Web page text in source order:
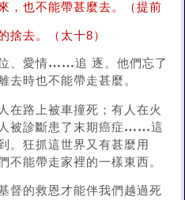
，也不能帶甚麼去。（提前
捨去。（太十8）
、愛情……追 逐。他們忘了
去時也不能帶走甚麼。
在路上被車撞死；有人在火
被診斷患了末期癌症……這
。狂抓這世界又有甚麼用
不能帶走家裡的一樣東西。
督的救恩才能伴我們越過死